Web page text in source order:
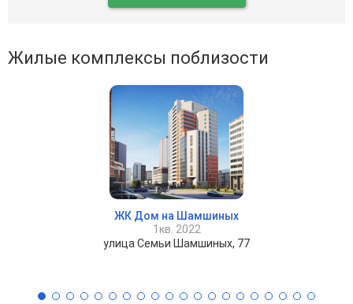
Жилые комплексы поблизости
ЖК Дом на Шамшиных
1кв. 2022
улица Семьи Шамшиных, 77